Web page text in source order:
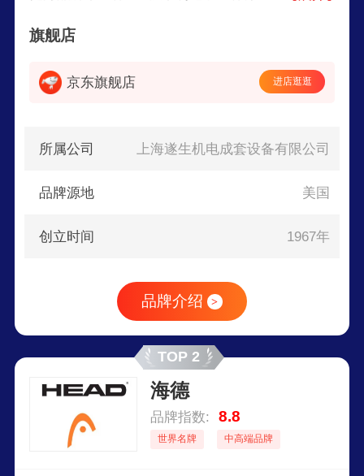
展。
旗舰店
京东旗舰店 进店逛逛
所属公司 上海遂生机电成套设备有限公司
品牌源地 美国
创立时间 1967年
品牌介绍 >
TOP 2
海德
品牌指数: 8.8
世界名牌 中高端品牌